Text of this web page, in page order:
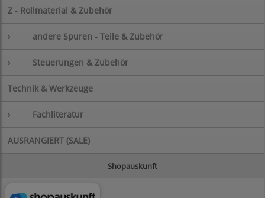
Z - Rollmaterial & Zubehör
› andere Spuren - Teile & Zubehör
› Steuerungen & Zubehör
Technik & Werkzeuge
› Fachliteratur
AUSRANGIERT (SALE)
Shopauskunft